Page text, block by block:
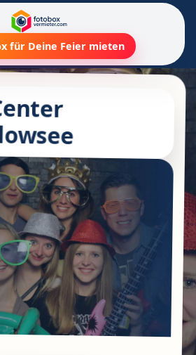
für Deine Feier mieten